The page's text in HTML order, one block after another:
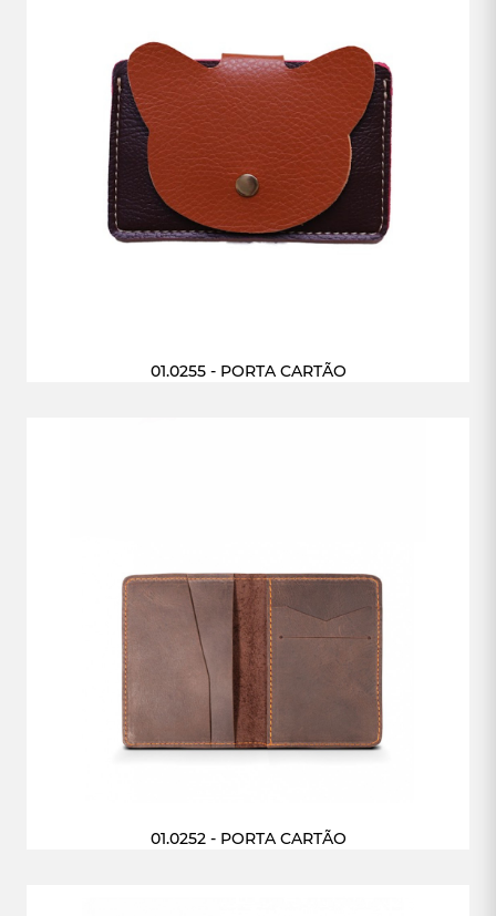
01.0255 - PORTA CARTÃO
01.0252 - PORTA CARTÃO